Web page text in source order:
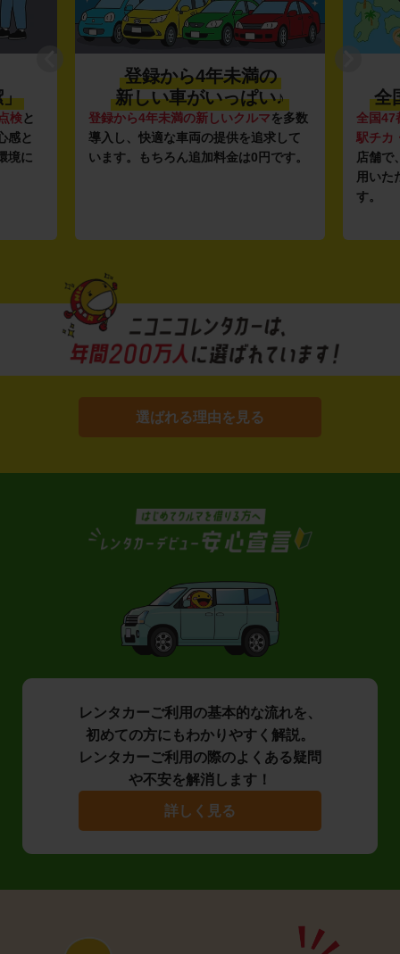
」
検と
感と
境に
登録から4年未満の
新しい車がいっぱい♪
登録から4年未満の新しいクルマを多数
導入し、快適な車両の提供を追求して
います。もちろん追加料金は0円です。
全
全国47
駅チカ
店舗で
用いた
す。
選ばれる理由を見る
レンタカーご利用の基本的な流れを、
初めての方にもわかりやすく解説。
レンタカーご利用の際のよくある疑問
や不安を解消します！
詳しく見る